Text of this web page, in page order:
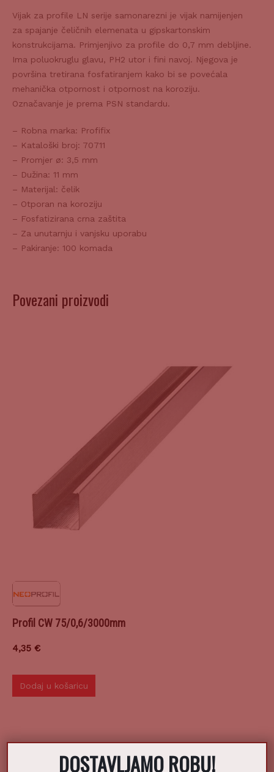
Vijak za profile LN serije samonarezni je vijak namijenjen
za spajanje čeličnih elemenata u gipskartonskim
konstrukcijama. Primjenjivo za profile do 0,7 mm debljine.
Ima poluokruglu glavu, PH2 utor i fini navoj. Njegova je
površina tretirana fosfatiranjem kako bi se povećala
mehanička otpornost i otpornost na koroziju.
Označavanje je prema PSN standardu.
– Robna marka: Profifix
– Kataloški broj: 70711
– Promjer ø: 3,5 mm
– Dužina: 11 mm
– Materijal: čelik
– Otporan na koroziju
– Fosfatizirana crna zaštita
– Za unutarnju i vanjsku uporabu
– Pakiranje: 100 komada
Povezani proizvodi
Profil CW 75/0,6/3000mm
4,35 €
Dodaj u košaricu
DOSTAVLJAMO ROBU!